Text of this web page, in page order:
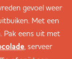
gevoel weer
Met een
Pak eens uit met
, serveer